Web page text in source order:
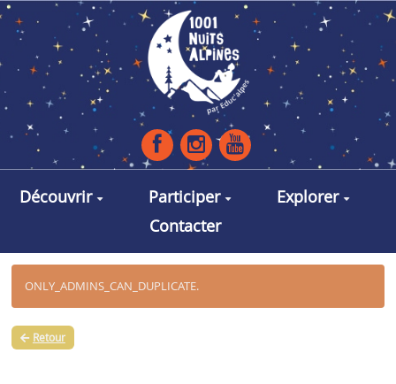
Aller au contenu principal
Découvrir Participer
Explorer
Contacter
ONLY_ADMINS_CAN_DUPLICATE.
Retour